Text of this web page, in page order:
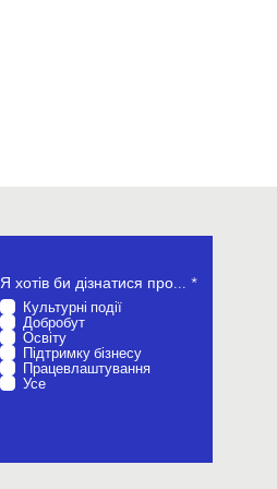
Я хотів би дізнатися про... *О
Культурні події
Добробут
Освіту
Підтримку бізнесу
Працевлаштування
Усе